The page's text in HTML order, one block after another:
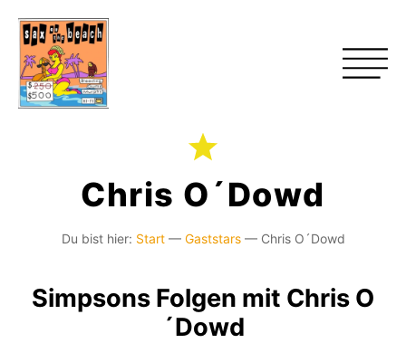
Chris O´Dowd
Du bist hier: Start— Gaststars— Chris O´Dowd
Simpsons Folgen mit Chris O
´Dowd